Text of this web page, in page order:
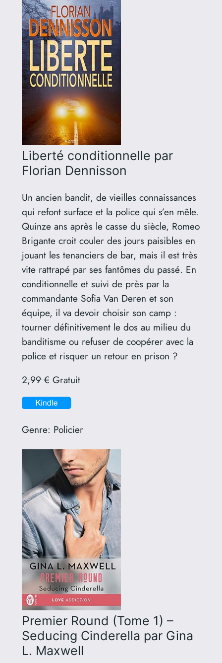
Liberté conditionnelle par
Florian Dennisson
Un ancien bandit, de vieilles connaissances
qui refont surface et la police qui s’en mêle.
Quinze ans après le casse du siècle, Romeo
Brigante croit couler des jours paisibles en
jouant les tenanciers de bar, mais il est très
vite rattrapé par ses fantômes du passé. En
conditionnelle et suivi de près par la
commandante Sofia Van Deren et son
équipe, il va devoir choisir son camp :
tourner définitivement le dos au milieu du
banditisme ou refuser de coopérer avec la
police et risquer un retour en prison ?
2,99 €Gratuit
Genre: Policier
Premier Round (Tome 1) –
Seducing Cinderella par Gina
L. Maxwell